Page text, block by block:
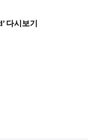
다시보기